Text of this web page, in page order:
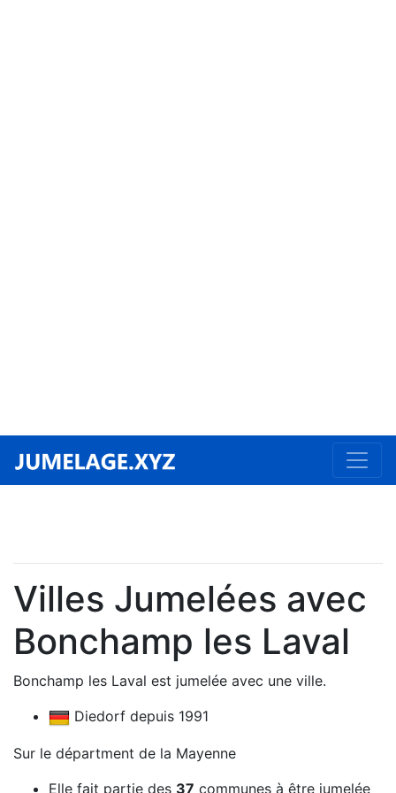
Villes Jumelées avec
Bonchamp les Laval
Bonchamp les Laval est jumelée avec une ville.
Diedorf depuis 1991
Sur le départment de la Mayenne
Elle fait partie des 37 communes à être jumelée